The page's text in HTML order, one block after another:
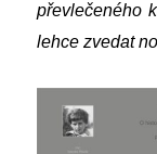
převlečeného
lehce zvedat